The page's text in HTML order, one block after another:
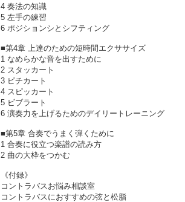
4 奏法の知識
5 左手の練習
6 ポジションシとシフティング
■第4章 上達のための短時間エクササイズ
1 なめらかな音を出すために
2 スタッカート
3 ピチカート
4 スピッカート
5 ビブラート
6 演奏力を上げるためのデイリートレーニング
■第5章 合奏でうまく弾くために
1 合奏に役立つ楽譜の読み方
2 曲の大枠をつかむ
《付録》
コントラバスお悩み相談室
コントラバスにおすすめの弦と松脂